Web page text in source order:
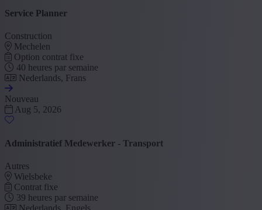
Service Planner
Construction
Mechelen
Option contrat fixe
40 heures par semaine
Nederlands, Frans
Nouveau
Aug 5, 2026
Administratief Medewerker - Transport
Autres
Wielsbeke
Contrat fixe
39 heures par semaine
Nederlands, Engels